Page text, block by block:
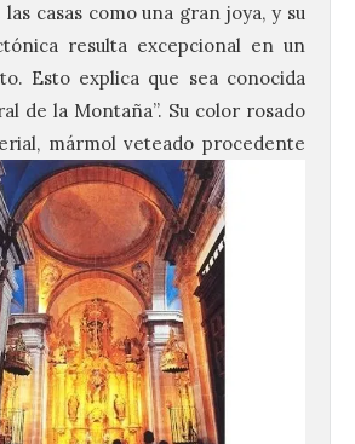
casas como una gran joya, y su
resulta excepcional en un
Esto explica que sea conocida
de la Montaña”. Su color rosado
mármol veteado procedente